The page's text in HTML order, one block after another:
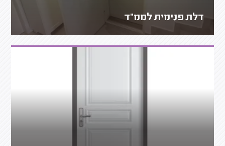
דלת פנימית לממ"ד